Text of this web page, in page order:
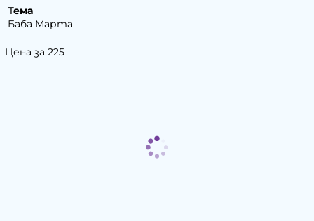
Тема
Баба Марта
Цена за 225